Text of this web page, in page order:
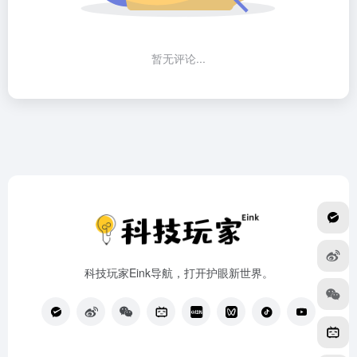
暂无评论...
科技玩家Eink导航，打开护眼新世界。